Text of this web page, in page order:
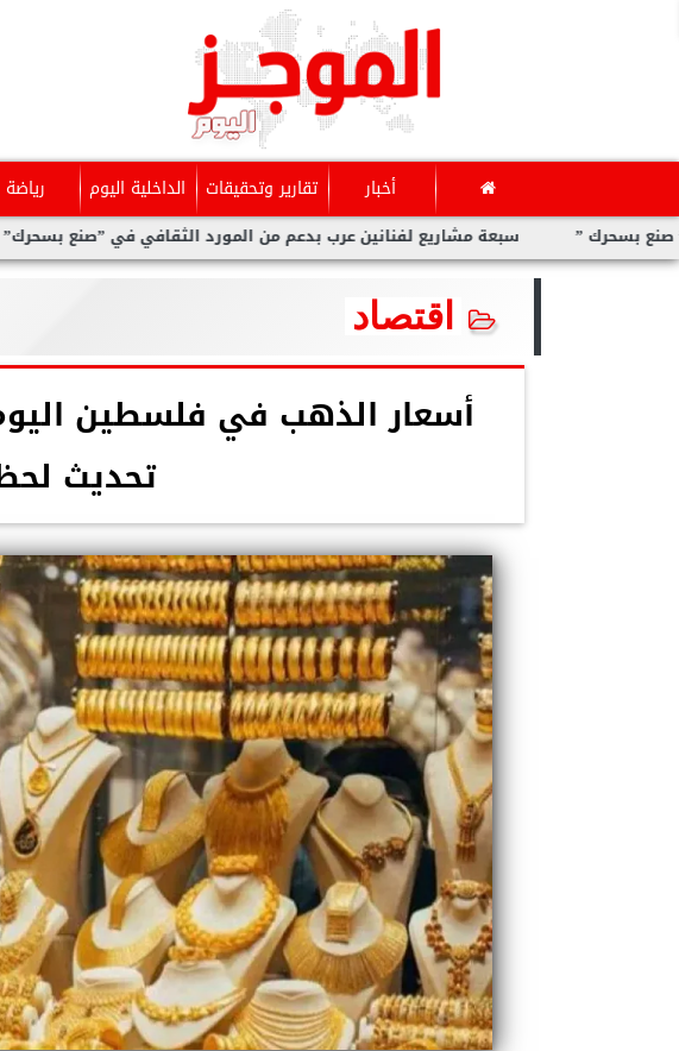
أخبار تقارير وتحقيقات الداخلية اليوم رياضة
سبعة مشاريع لفنانين عرب بدعم من المورد الثقافي في ”صنع بسحرك” ”
اقتصاد
تحديث